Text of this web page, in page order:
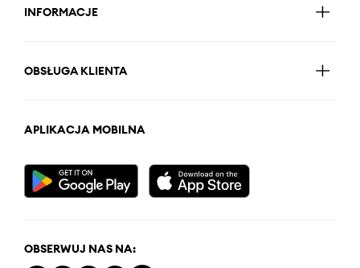
INFORMACJE
OBSŁUGA KLIENTA
APLIKACJA MOBILNA
OBSERWUJ NAS NA: